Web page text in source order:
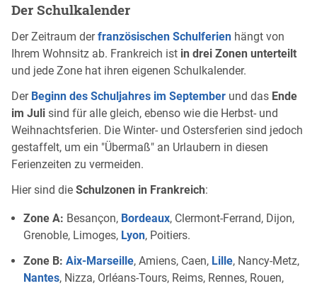
Der Schulkalender
Der Zeitraum derfranzösischen Schulferien hängt von
Ihrem Wohnsitz ab. Frankreich ist in drei Zonen unterteilt
und jede Zone hat ihren eigenen Schulkalender.
Der Beginn des Schuljahres im September und das Ende
im Juli sind für alle gleich, ebenso wie die Herbst- und
Weihnachtsferien. Die Winter- und Ostersferien sind jedoch
gestaffelt, um ein "Übermaß" an Urlaubern in diesen
Ferienzeiten zu vermeiden.
Hier sind die Schulzonen in Frankreich:
Zone A: Besançon, Bordeaux, Clermont-Ferrand, Dijon,
Grenoble, Limoges, Lyon, Poitiers.
Zone B: Aix-Marseille, Amiens, Caen, Lille, Nancy-Metz,
Nantes, Nizza, Orléans-Tours, Reims, Rennes, Rouen,